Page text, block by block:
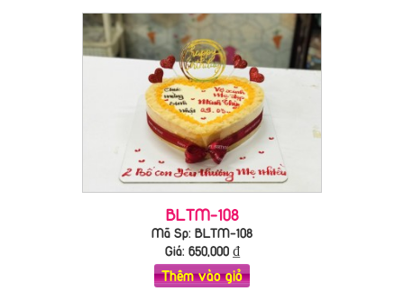
BLTM-108
Mã Sp: BLTM-108
Giá: 650,000₫
Thêm vào giỏ